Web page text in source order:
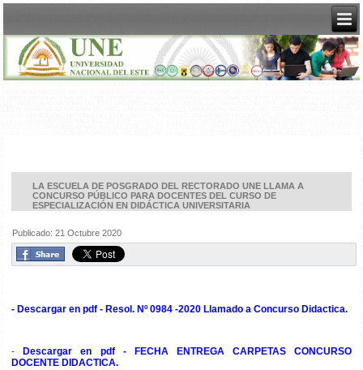
LA ESCUELA DE POSGRADO DEL RECTORADO UNE LLAMA A
CONCURSO PÚBLICO PARA DOCENTES DEL CURSO DE
ESPECIALIZACIÓN EN DIDÁCTICA UNIVERSITARIA
Publicado: 21 Octubre 2020
- Descargar en pdf - Resol. Nº 0984 -2020 Llamado a Concurso Didactica.
-
Descargar en pdf - FECHA ENTREGA CARPETAS CONCURSO
DOCENTE DIDACTICA.